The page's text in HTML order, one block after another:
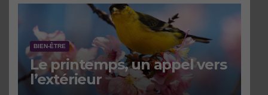
BIEN-ÊTRE
Le printemps, un appel vers
l’extérieur